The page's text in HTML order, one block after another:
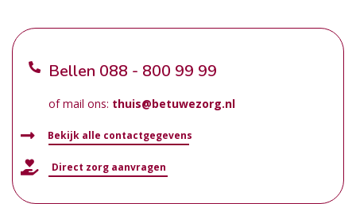
Bellen 088 - 800 99 99
of mail ons: thuis@betuwezorg.nl
Bekijk alle contactgegevens
Direct zorg aanvragen